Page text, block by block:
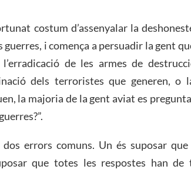
costum d’assenyalar la
i comença a persuadir la gent
de les armes de
dels terroristes que generen, o
la majoria de la gent aviat es
errors comuns. Un és suposar
que totes les respostes han